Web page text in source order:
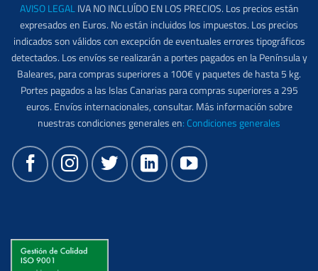
AVISO LEGALIVA NO INCLUÍDO EN LOS PRECIOS. Los precios están
expresados en Euros. No están incluidos los impuestos. Los precios
indicados son válidos con excepción de eventuales errores tipográficos
detectados. Los envíos se realizarán a portes pagados en la Península y
Baleares, para compras superiores a 100€ y paquetes de hasta 5 kg.
Portes pagados a las Islas Canarias para compras superiores a 295
euros. Envíos internacionales, consultar. Más información sobre
nuestras condiciones generales en: Condiciones generales